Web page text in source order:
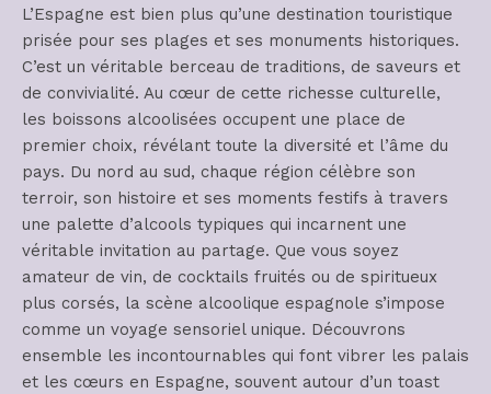
L’Espagne est bien plus qu’une destination touristique
prisée pour ses plages et ses monuments historiques.
C’est un véritable berceau de traditions, de saveurs et
de convivialité. Au cœur de cette richesse culturelle,
les boissons alcoolisées occupent une place de
premier choix, révélant toute la diversité et l’âme du
pays. Du nord au sud, chaque région célèbre son
terroir, son histoire et ses moments festifs à travers
une palette d’alcools typiques qui incarnent une
véritable invitation au partage. Que vous soyez
amateur de vin, de cocktails fruités ou de spiritueux
plus corsés, la scène alcoolique espagnole s’impose
comme un voyage sensoriel unique. Découvrons
ensemble les incontournables qui font vibrer les palais
et les cœurs en Espagne, souvent autour d’un toast